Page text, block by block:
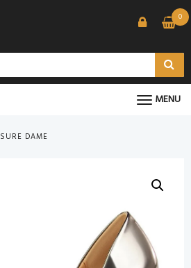
0
MENU
DAME